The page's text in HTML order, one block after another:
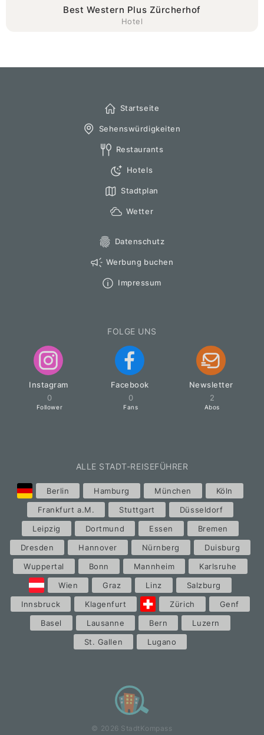
Best Western Plus Zürcherhof
Hotel
Startseite
Sehenswürdigkeiten
Restaurants
Hotels
Stadtplan
Wetter
Datenschutz
Werbung buchen
Impressum
FOLGE UNS
Instagram
0
Follower
Facebook
0
Fans
Newsletter
2
Abos
ALLE STADT-REISEFÜHRER
Berlin Hamburg München
Köln
Frankfurt a.M.
Stuttgart
Düsseldorf
Leipzig
Dortmund Essen
Bremen
Dresden
Hannover Nürnberg
Duisburg
Wuppertal
Bonn Mannheim
Karlsruhe
Wien
Graz Linz
Salzburg
Innsbruck
Klagenfurt Zürich
Genf
Basel
Lausanne Bern
Luzern
St. Gallen
Lugano
© 2026 StadtKompass